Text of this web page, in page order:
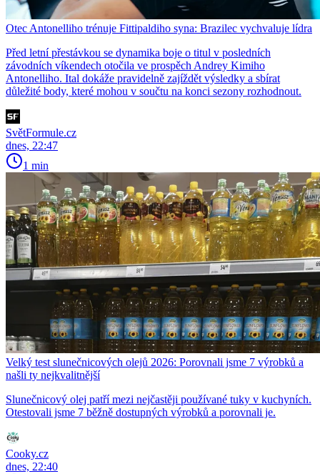
Otec Antonelliho trénuje Fittipaldiho syna: Brazilec vychvaluje lídra
Před letní přestávkou se dynamika boje o titul v posledních
závodních víkendech otočila ve prospěch Andrey Kimiho
Antonelliho. Ital dokáže pravidelně zajíždět výsledky a sbírat
důležité body, které mohou v součtu na konci sezony rozhodnout.
SvětFormule.cz
dnes, 22:47
1 min
Velký test slunečnicových olejů 2026: Porovnali jsme 7 výrobků a
našli ty nejkvalitnější
Slunečnicový olej patří mezi nejčastěji používané tuky v kuchyních.
Otestovali jsme 7 běžně dostupných výrobků a porovnali je.
Cooky.cz
dnes, 22:40